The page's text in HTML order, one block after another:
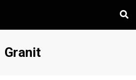
Schlagwort
:
Granit